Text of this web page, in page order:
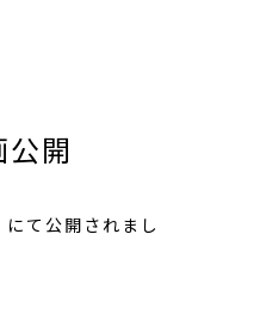
開
て公開されまし